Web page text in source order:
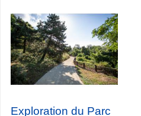
Exploration du Parc